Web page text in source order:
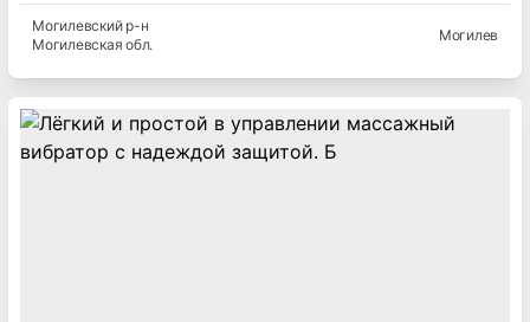
Могилевскийр-н
Могилевская обл.
Могилев